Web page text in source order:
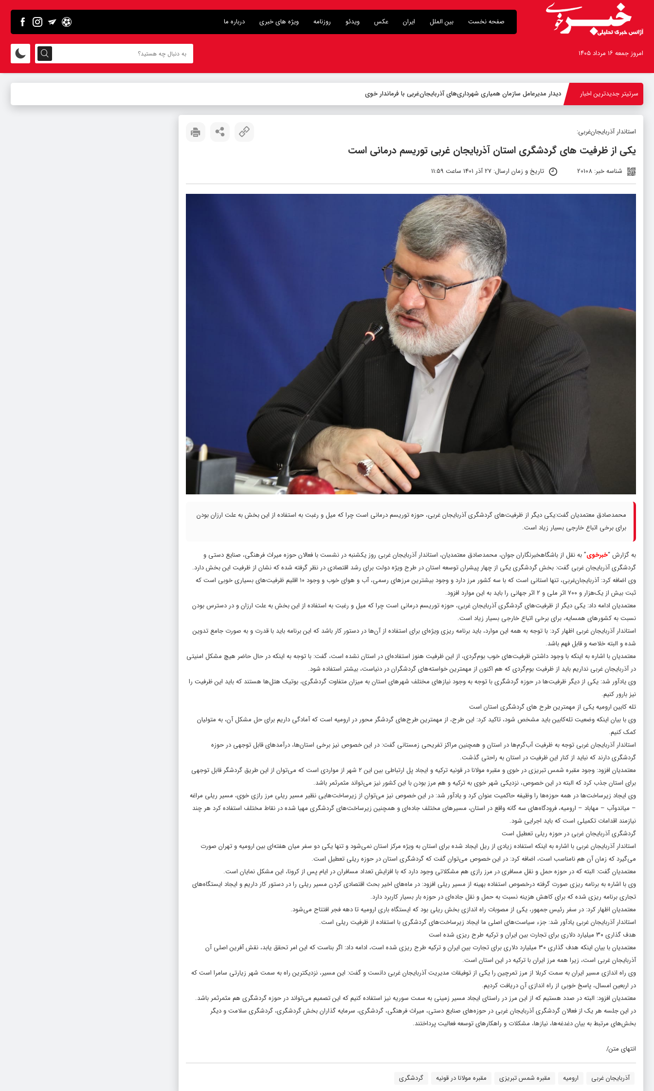
صفحه نخست بین الملل ایران عکس ویدئو روزنامه ویژه های خبری درباره ما
امروز جمعه ۱۶ مرداد ۱۴۰۵
سرتیتر جدیدترین اخبار -
استاندار آذربایجان‌غربی:
یکی از ظرفیت های گردشگری استان آذربایجان غربی توریسم درمانی است
شناسه خبر: 20108 تاریخ و زمان ارسال: 27 آذر 1401 ساعت 11:59
محمدصادق معتمدیان گفت:یکی دیگر از ظرفیت‌های گردشگری آذربایجان غربی، حوزه توریسم درمانی است چرا که میل و رغبت به استفاده از این بخش به علت ارزان بودن
برای برخی اتباع خارجی بسیار زیاد است.
به گزارش “خبرخوی” به نقل از باشگاهخبرنگاران جوان، محمدصادق معتمدیان، استاندار آذربایجان غربی روز یکشنبه در نشست با فعالان حوزه میراث فرهنگی، صنایع دستی و
گردشگری آذربایجان غربی گفت: بخش گردشگری یکی از چهار پیشران توسعه استان در طرح ویژه دولت برای رشد اقتصادی در نظر گرفته شده که نشان از ظرفیت این بخش دارد.
وی اضافه کرد: آذربایجان‌غربی، تنها استانی است که با سه کشور مرز دارد و وجود بیشترین مرز‌های رسمی، آب و هوای خوب و وجود ۱۰ اقلیم ظرفیت‌های بسیاری خوبی است که
ثبت بیش از یک‌هزار و ۷۰۰ اثر ملی و ۲ اثر جهانی را باید به این موارد افزود.
معتمدیان ادامه داد: یکی دیگر از ظرفیت‌های گردشگری آذربایجان غربی، حوزه توریسم درمانی است چرا که میل و رغبت به استفاده از این بخش به علت ارزان و در دسترس بودن
نسبت به کشور‌های همسایه، برای برخی اتباع خارجی بسیار زیاد است.
استاندار آذربایجان غربی اظهار کرد: با توجه به همه این موارد، باید برنامه ریزی ویژه‌ای برای استفاده از آن‌ها در دستور کار باشد که این برنامه باید با قدرت و به صورت جامع تدوین
شده و البته خلاصه و قابل فهم باشد.
معتمدیان با اشاره به اینکه با وجود داشتن ظرفیت‌های خوب بوم‌گردی، از این ظرفیت هنوز استفاده‌ای در استان نشده است، گفت: با توجه به اینکه در حال حاضر هیچ مشکل امنیتی
در آذربایجان غربی نداریم باید از ظرفیت بوم‌گردی که هم اکنون از مهمترین خواسته‌های گردشگران در دنیاست، بیشتر استفاده شود.
وی یادآور شد: یکی از دیگر ظرفیت‌ها در حوزه گردشگری با توجه به وجود نیاز‌های مختلف شهر‌های استان به میزان متفاوت گردشگری، بوتیک هتل‌ها هستند که باید این ظرفیت را
نیز بارور کنیم.
تله کابین ارومیه یکی از مهمترین طرح های گردشگری استان است
وی با بیان اینکه وضعیت تله‌کابین باید مشخص شود، تاکید کرد: این طرح، از مهمترین طرح‌های گردشگر محور در ارومیه است که آمادگی داریم برای حل مشکل آن، به متولیان
کمک کنیم.
استاندار آذربایجان غربی توجه به ظرفیت آب‌گرم‌ها در استان و همچنین مراکز تفریحی زمستانی گفت: در این خصوص نیز برخی استان‌ها، درآمد‌های قابل توجهی در حوزه
گردشگری دارند که نباید از کنار این ظرفیت در استان به راحتی گذشت.
معتمدیان افزود: وجود مقبره شمس تبریزی در خوی و مقبره مولانا در قونیه ترکیه و ایجاد پل ارتباطی بین این ۲ شهر از مواردی است که می‌توان از این طریق گردشگر قابل توجهی
برای استان جذب کرد که البته در این خصوص، نزدیکی شهر خوی به ترکیه و هم مرز بودن با این کشور نیز می‌تواند مثمرثمر باشد.
وی ایجاد زیرساخت‌ها در همه حوزه‌ها را وظیفه حاکمیت عنوان کرد و یادآور شد: در این خصوص نیز می‌توان از زیرساخت‌هایی نظیر مسیر ریلی مرز رازی خوی، مسیر ریلی مراغه
– میاندوآب – مهاباد – ارومیه، فرودگاه‌های سه گانه واقع در استان، مسیر‌های مختلف جاده‌ای و همچنین زیرساخت‌های گردشگری مهیا شده در نقاط مختلف استفاده کرد هر چند
نیازمند اقدامات تکمیلی است که باید اجرایی شود.
گردشگری آذربایجان غربی در حوزه ریلی تعطیل است
استاندار آذربایجان غربی با اشاره به اینکه استفاده زیادی از ریل ایجاد شده برای استان به ویژه مرکز استان نمی‌شود و تنها یکی دو سفر میان هفته‌ای بین ارومیه و تهران صورت
می‌گیرد که زمان آن هم نامناسب است، اضافه کرد: در این خصوص می‌توان گفت که گردشگری استان در حوزه ریلی تعطیل است.
معتمدیان گفت: البته که در حوزه حمل و نقل مسافری در مرز رازی هم مشکلاتی وجود دارد که با افزایش تعداد مسافران در ایام پس از کرونا، این مشکل نمایان است.
وی با اشاره به برنامه ریزی صورت گرفته درخصوص استفاده بهینه از مسیر ریلی افزود: در ماه‌های اخیر بحث اقتصادی کردن مسیر ریلی را در دستور کار داریم و ایجاد ایستگاه‌های
تجاری برنامه ریزی شده که برای کاهش هزینه نسبت به حمل و نقل جاده‌ای در حوزه بار بسیار کاربرد دارد.
معتمدیان اظهار کرد: در سفر رئیس جمهور، یکی از مصوبات راه اندازی بخش ریلی بود که ایستگاه باری ارومیه تا دهه فجر افتتاح می‌شود.
استاندار آذربایجان غربی یادآور شد: جزء سیاست‌های اصلی ما ایجاد زیرساخت‌های گردشگری با استفاده از ظرفیت ریلی است.
هدف گذاری ۳۰ میلیارد دلاری برای تجارت بین ایران و ترکیه طرح ریزی شده است
معتمدیان با بیان اینکه هدف گذاری ۳۰ میلیارد دلاری برای تجارت بین ایران و ترکیه طرح ریزی شده است، ادامه داد: اگر بناست که این امر تحقق یابد، نقش آفرین اصلی آن
آذربایجان غربی است، زیرا همه مرز ایران با ترکیه در این استان است.
وی راه اندازی مسیر ایران به سمت کربلا از مرز تمرچین را یکی از توفیقات مدیریت آذربایجان غربی دانست و گفت: این مسیر، نزدیکترین راه به سمت شهر زیارتی سامرا است که
در اربعین امسال، پاسخ خوبی از راه اندازی آن دریافت کردیم.
معتمدیان افزود: البته در صدد هستیم که از این مرز در راستای ایجاد مسیر زمینی به سمت سوریه نیز استفاده کنیم که این تصمیم می‌تواند در حوزه گردشگری هم مثمرثمر باشد.
در این جلسه هر یک از فعالان گردشگری آذربایجان غربی در حوزه‌های صنایع دستی، میراث فرهنگی، گردشگری، سرمایه گذاران بخش گردشگری، گردشگری سلامت و دیگر
بخش‌های مرتبط به بیان دغدغه‌ها، نیازها، مشکلات و راهکار‌های توسعه فعالیت پرداختند.
انتهای متن/
آذربایجان غربی ارومیه مقبره شمس تبریزی مقبره مولانا در قونیه گردشگری